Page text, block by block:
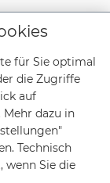
für Sie optimal
die Zugriffe
auf
Mehr dazu in
Technisch
wenn Sie die